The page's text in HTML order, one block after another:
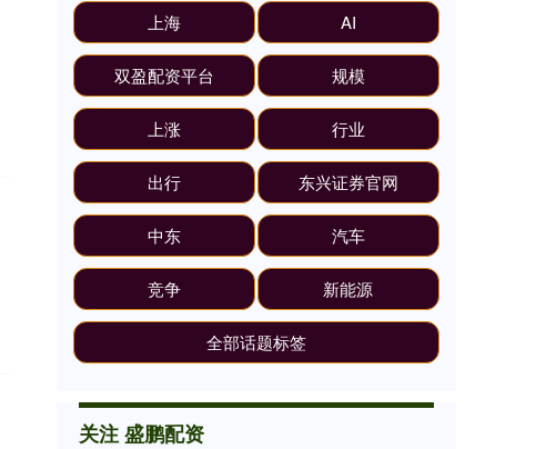
上海 AI
双盈配资平台 规模
上涨 行业
出行 东兴证券官网
中东 汽车
竞争 新能源
全部话题标签
关注 盛鹏配资